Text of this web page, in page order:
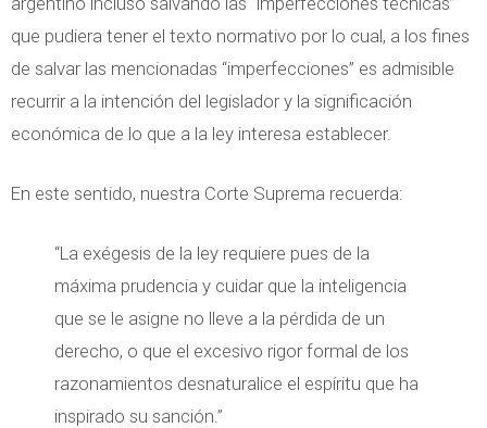
que pudiera tener el texto normativo por lo cual, a los fines
de salvar las mencionadas “imperfecciones” es admisible
recurrir a la intención del legislador y la significación
económica de lo que a la ley interesa establecer.
En este sentido, nuestra Corte Suprema recuerda:
“La exégesis de la ley requiere pues de la
máxima prudencia y cuidar que la inteligencia
que se le asigne no lleve a la pérdida de un
derecho, o que el excesivo rigor formal de los
razonamientos desnaturalice el espíritu que ha
inspirado su sanción.”